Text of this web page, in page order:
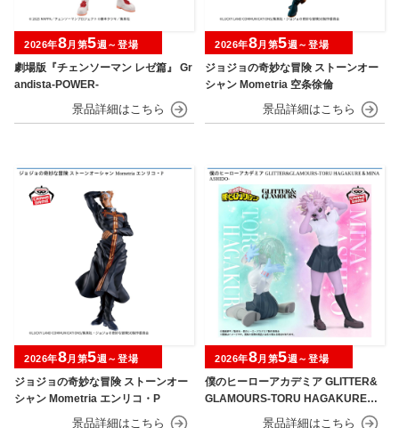
劇場版『チェンソーマン レゼ篇』 Gr
andista-POWER-
2026年8月第5週～登場
ジョジョの奇妙な冒険 ストーンオー
シャン Mometria 空条徐倫
2026年8月第5週～登場
ジョジョの奇妙な冒険 ストーンオー
シャン Mometria エンリコ・P
2026年8月第5週～登場
僕のヒーローアカデミア GLITTER&
GLAMOURS-TORU HAGAKURE＆
MINA ASHIDO-
2026年8月第5週～登場